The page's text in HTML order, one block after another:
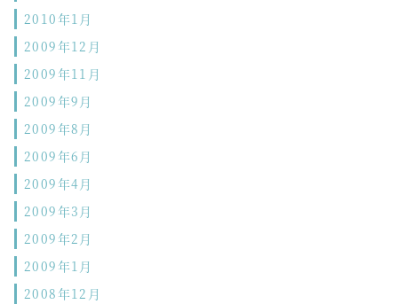
2010年1月
2009年12月
2009年11月
2009年9月
2009年8月
2009年6月
2009年4月
2009年3月
2009年2月
2009年1月
2008年12月